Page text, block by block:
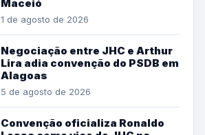
Maceió
1 de agosto de 2026
Negociação entre JHC e Arthur
Lira adia convenção do PSDB em
Alagoas
5 de agosto de 2026
Convenção oficializa Ronaldo